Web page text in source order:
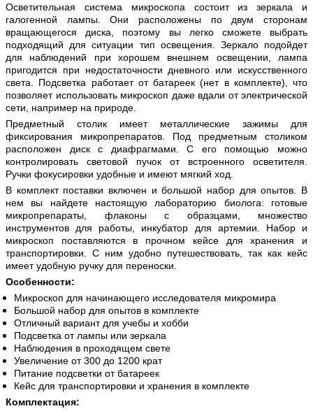
Осветительная система микроскопа состоит из зеркала и
галогенной лампы. Они расположены по двум сторонам
вращающегося диска, поэтому вы легко сможете выбрать
подходящий для ситуации тип освещения. Зеркало подойдет
для наблюдений при хорошем внешнем освещении, лампа
пригодится при недостаточности дневного или искусственного
света. Подсветка работает от батареек (нет в комплекте), что
позволяет использовать микроскоп даже вдали от электрической
сети, например на природе.
Предметный столик имеет металлические зажимы для
фиксирования микропрепаратов. Под предметным столиком
расположен диск с диафрагмами. С его помощью можно
контролировать световой пучок от встроенного осветителя.
Ручки фокусировки удобные и имеют мягкий ход.
В комплект поставки включен и большой набор для опытов. В
нем вы найдете настоящую лабораторию биолога: готовые
микропрепараты, флаконы с образцами, множество
инструментов для работы, инкубатор для артемии. Набор и
микроскоп поставляются в прочном кейсе для хранения и
транспортировки. С ним удобно путешествовать, так как кейс
имеет удобную ручку для переноски.
Особенности:
Микроскоп для начинающего исследователя микромира
Большой набор для опытов в комплекте
Отличный вариант для учебы и хобби
Подсветка от лампы или зеркала
Наблюдения в проходящем свете
Увеличение от 300 до 1200 крат
Питание подсветки от батареек
Кейс для транспортировки и хранения в комплекте
Комплектация: